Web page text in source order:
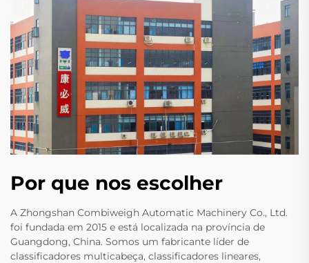
Por que nos escolher
A Zhongshan Combiweigh Automatic Machinery Co., Ltd.
foi fundada em 2015 e está localizada na província de
Guangdong, China. Somos um fabricante líder de
classificadores multicabeça, classificadores lineares,